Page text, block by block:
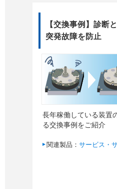
【交換事例】診断
突発故障を防止
長年稼働している装置
る交換事例をご紹介
関連製品： サービス・